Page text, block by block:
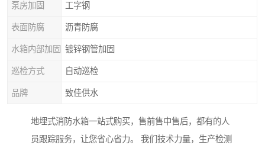
泵房加固 工字钢
表面防腐 沥青防腐
水箱内部加固 镀锌钢管加固
巡检方式 自动巡检
品牌 致佳供水
地埋式消防水箱一站式购买，售前售中售后，都有的人
员跟踪服务，让您省心省力。 我们技术力量，生产检测